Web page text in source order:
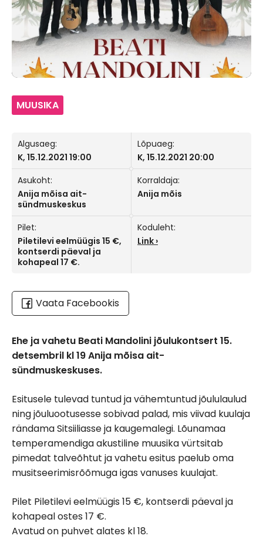
MUUSIKA
Algusaeg:
K, 15.12.2021 19:00
Lõpuaeg:
K, 15.12.2021 20:00
Asukoht:
Anija mõisa ait-
sündmuskeskus
Korraldaja:
Anija mõis
Pilet:
Piletilevi eelmüügis 15 €,
kontserdi päeval ja
kohapeal 17 €.
Koduleht:
Link
Vaata Facebookis
Ehe ja vahetu Beati Mandolini jõulukontsert 15.
detsembril kl 19 Anija mõisa ait-
sündmuskeskuses.
Esitusele tulevad tuntud ja vähemtuntud jõululaulud
ning jõuluootusesse sobivad palad, mis viivad kuulaja
rändama Sitsiiliasse ja kaugemalegi. Lõunamaa
temperamendiga akustiline muusika vürtsitab
pimedat talveõhtut ja vahetu esitus paelub oma
musitseerimisrõõmuga igas vanuses kuulajat.
Pilet Piletilevi eelmüügis 15 €, kontserdi päeval ja
kohapeal ostes 17 €.
Avatud on puhvet alates kl 18.